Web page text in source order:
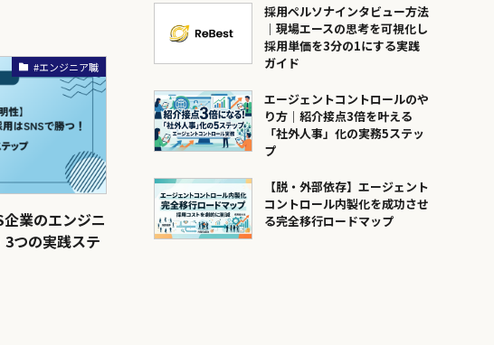
#エンジニア職
企業のエンジニ
3つの実践ステ
採用ペルソナインタビュー方法
｜現場エースの思考を可視化し
採用単価を3分の1にする実践
ガイド
エージェントコントロールのや
り方｜紹介接点3倍を叶える
「社外人事」化の実務5ステッ
プ
【脱・外部依存】エージェント
コントロール内製化を成功させ
る完全移行ロードマップ